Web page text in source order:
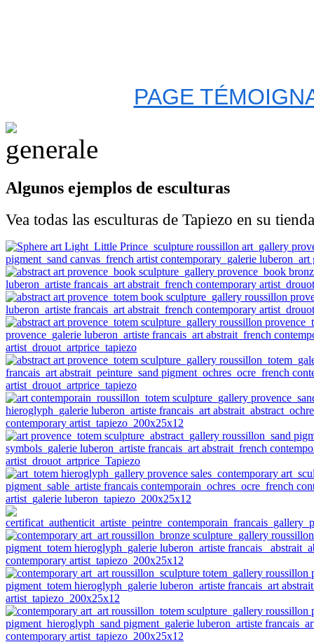
PAGE
Algunos ejemplos de esculturas
Vea todas las esculturas de Tapiezo en su